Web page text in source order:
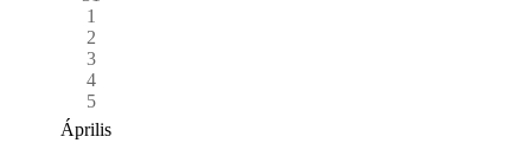
1
2
3
4
5
Április